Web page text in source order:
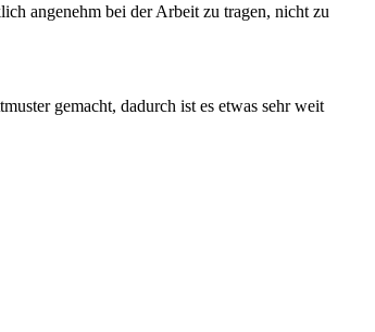
angenehm bei der Arbeit zu tragen, nicht zu
gemacht, dadurch ist es etwas sehr weit